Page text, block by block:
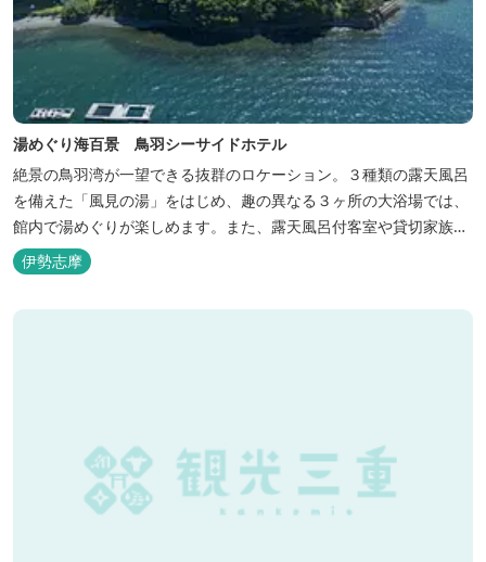
湯めぐり海百景 鳥羽シーサイドホテル
絶景の鳥羽湾が一望できる抜群のロケーション。３種類の露天風呂
を備えた「風見の湯」をはじめ、趣の異なる３ヶ所の大浴場では、
館内で湯めぐりが楽しめます。また、露天風呂付客室や貸切家族風
呂（有料）、足湯に湯上がり処などもございますので、湯浴みの一
日をお過ごしいただけます。 お料理についても、「詩季バイキン
伊勢志摩